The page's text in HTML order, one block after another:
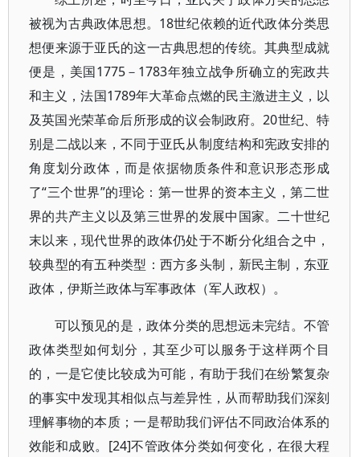
被视为古典政体思想。18世纪依赖的近代政体分类思
想便来源于亚氏的这一古典思想的传统。其典型成就
便是，美国1775－1783年独立战争所确立的宪政共
和主义，法国1789年大革命点燃的民主激进主义，以
及英国光荣革命后所形成的议会制政府。20世纪、特
别是二战以来，不同于亚氏从制度结构和宪政安排的
角度划分政体，而是依据物质条件和意识形态形成
了“三个世界”的理论：第一世界的资本主义，第二世
界的共产主义以及第三世界的发展中国家。二十世纪
末以来，现代世界的政体仍处于不断分化组合之中，
较典型的有五种类型：西方多头制，新民主制，东亚
政体，伊斯兰政体与军事政体（军人政权）。
可以预见的是，政体分类的思想远未完结。不管
政体类型如何划分，其至少可以服务于这样两个目
的，一是它使比较成为可能，有助于我们在纷繁复杂
的事实中发现其相似点与差异性，从而帮助我们深刻
理解事物的本质；一是帮助我们评估不同政治体系的
效能和成败。[24]不管政体分类如何变化，在很大程